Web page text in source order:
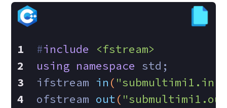
#include
<fstream>
using namespace std;
ifstream in ( "submultimi1.in"
ofstream out(